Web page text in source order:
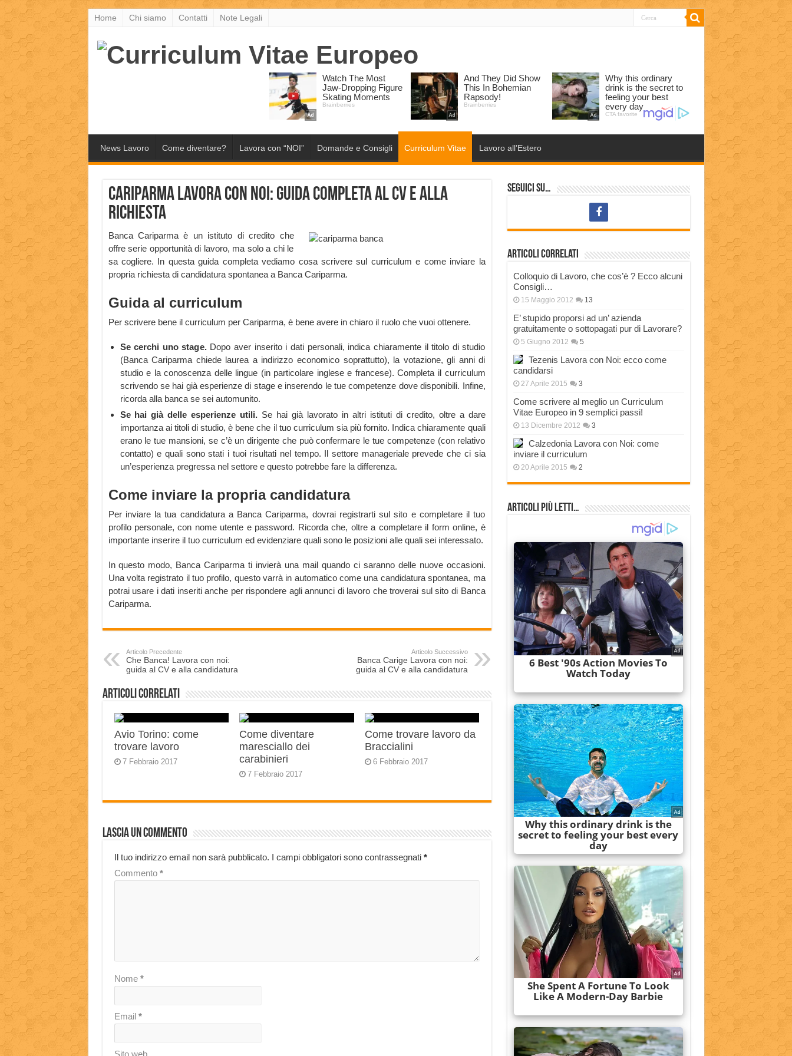
Home Chi siamo Contatti Note Legali
News Lavoro Come diventare? Lavora con “NOI” Domande e Consigli Curriculum Vitae Lavoro all’Estero
Cariparma lavora con noi: guida completa al CV e alla
richiesta
Banca Cariparma è un istituto di credito che
offre serie opportunità di lavoro, ma solo a chi le
sa cogliere. In questa guida completa vediamo cosa scrivere sul curriculum e come inviare la
propria richiesta di candidatura spontanea a Banca Cariparma.
Guida al curriculum
Per scrivere bene il curriculum per Cariparma, è bene avere in chiaro il ruolo che vuoi ottenere.
Se cerchi uno stage.Dopo aver inserito i dati personali, indica chiaramente il titolo di studio
(Banca Cariparma chiede laurea a indirizzo economico soprattutto), la votazione, gli anni di
studio e la conoscenza delle lingue (in particolare inglese e francese). Completa il curriculum
scrivendo se hai già esperienze di stage e inserendo le tue competenze dove disponibili. Infine,
ricorda alla banca se sei automunito.
Se hai già delle esperienze utili. Se hai già lavorato in altri istituti di credito, oltre a dare
importanza ai titoli di studio, è bene che il tuo curriculum sia più fornito. Indica chiaramente quali
erano le tue mansioni, se c’è un dirigente che può confermare le tue competenze (con relativo
contatto) e quali sono stati i tuoi risultati nel tempo. Il settore manageriale prevede che ci sia
un’esperienza pregressa nel settore e questo potrebbe fare la differenza.
Come inviare la propria candidatura
Per inviare la tua candidatura a Banca Cariparma, dovrai registrarti sul sito e completare il tuo
profilo personale, con nome utente e password. Ricorda che, oltre a completare il form online, è
importante inserire il tuo curriculum ed evidenziare quali sono le posizioni alle quali sei interessato.
In questo modo, Banca Cariparma ti invierà una mail quando ci saranno delle nuove occasioni.
Una volta registrato il tuo profilo, questo varrà in automatico come una candidatura spontanea, ma
potrai usare i dati inseriti anche per rispondere agli annunci di lavoro che troverai sul sito di Banca
Cariparma.
Articolo Precedente
Che Banca! Lavora con noi:
guida al CV e alla candidatura
Articolo Successivo
Banca Carige Lavora con noi:
guida al CV e alla candidatura
Articoli correlati
Avio Torino: come
trovare lavoro
7 Febbraio 2017
Come diventare
maresciallo dei
carabinieri
7 Febbraio 2017
Come trovare lavoro da
Braccialini
6 Febbraio 2017
Lascia un commento
Il tuo indirizzo email non sarà pubblicato. I campi obbligatori sono contrassegnati *
Commento *
Nome *
Email *
Seguici su…
Articoli correlati
Colloquio di Lavoro, che cos’è ? Ecco alcuni
Consigli…
15 Maggio 2012 13
E’ stupido proporsi ad un’ azienda
gratuitamente o sottopagati pur di Lavorare?
5 Giugno 2012 5
Tezenis Lavora con Noi: ecco come
candidarsi
27 Aprile 2015 3
Come scrivere al meglio un Curriculum
Vitae Europeo in 9 semplici passi!
13 Dicembre 2012 3
Calzedonia Lavora con Noi: come
inviare il curriculum
20 Aprile 2015 2
Articoli più Letti…